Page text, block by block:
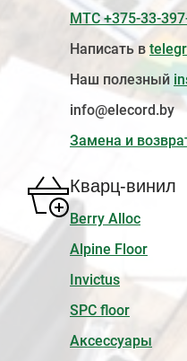
МТС +375-33-
Написать в
Наш полезный
info@elecord.by
Замена и
Кварц-винил
Berry Alloc
Alpine Floor
Invictus
SPC floor
Аксессуары